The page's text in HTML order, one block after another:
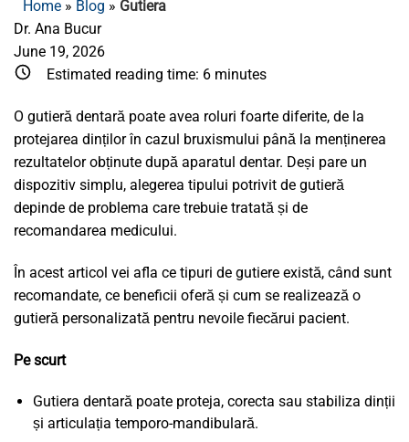
Home » Blog » Gutiera
Dr. Ana Bucur
June 19, 2026
Estimated reading time: 6 minutes
O gutieră dentară poate avea roluri foarte diferite, de la
protejarea dinților în cazul bruxismului până la menținerea
rezultatelor obținute după aparatul dentar. Deși pare un
dispozitiv simplu, alegerea tipului potrivit de gutieră
depinde de problema care trebuie tratată și de
recomandarea medicului.
În acest articol vei afla ce tipuri de gutiere există, când sunt
recomandate, ce beneficii oferă și cum se realizează o
gutieră personalizată pentru nevoile fiecărui pacient.
Pe scurt
Gutiera dentară poate proteja, corecta sau stabiliza dinții
și articulația temporo-mandibulară.